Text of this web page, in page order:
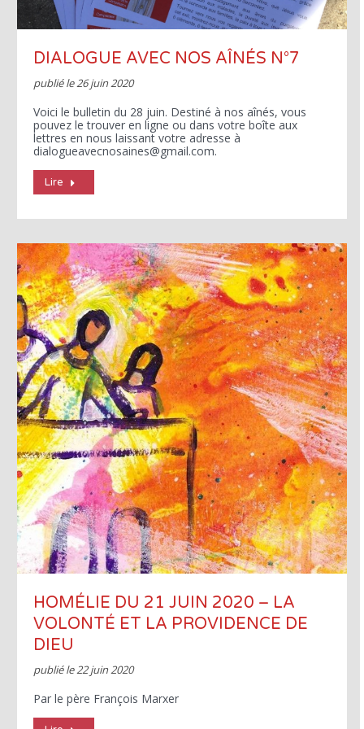
DIALOGUE AVEC NOS AÎNÉS N°7
publié le26 juin 2020
Voici le bulletin du 28 juin. Destiné à nos aînés, vous
pouvez le trouver en ligne ou dans votre boîte aux
lettres en nous laissant votre adresse à
dialogueavecnosaines@gmail.com.
Lire
HOMÉLIE DU 21 JUIN 2020 – LA
VOLONTÉ ET LA PROVIDENCE DE
DIEU
publié le22 juin 2020
Par le père François Marxer